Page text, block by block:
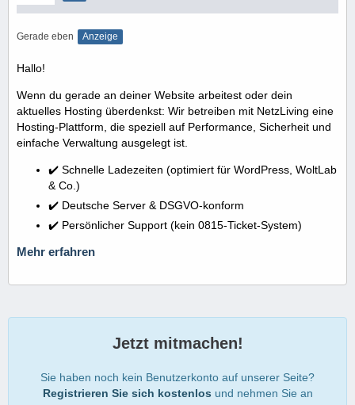
Gerade eben Anzeige
Hallo!
Wenn du gerade an deiner Website arbeitest oder dein
aktuelles Hosting überdenkst: Wir betreiben mit NetzLiving eine
Hosting-Plattform, die speziell auf Performance, Sicherheit und
einfache Verwaltung ausgelegt ist.
✔️ Schnelle Ladezeiten (optimiert für WordPress, WoltLab
& Co.)
✔️ Deutsche Server & DSGVO-konform
✔️ Persönlicher Support (kein 0815-Ticket-System)
Mehr erfahren
Jetzt mitmachen!
Sie haben noch kein Benutzerkonto auf unserer Seite?
Registrieren Sie sich kostenlos und nehmen Sie an